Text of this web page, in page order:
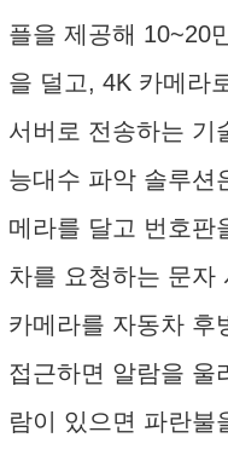
플을 제공해 10~20
을 덜고, 4K 카메라
서버로 전송하는 기
능대수 파악 솔루션
메라를 달고 번호판
차를 요청하는 문자
카메라를 자동차 후
접근하면 알람을 울
람이 있으면 파란불